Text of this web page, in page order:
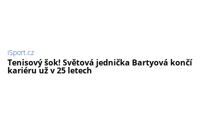
iSport.cz
Tenisový šok! Světová jednička Bartyová končí
kariéru už v 25 letech